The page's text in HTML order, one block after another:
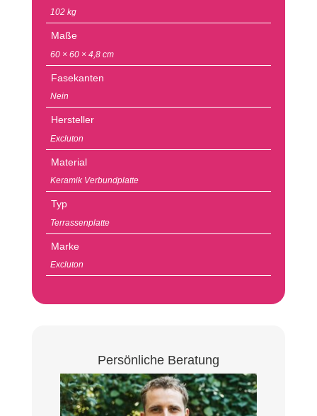
102 kg
Maße
60 × 60 × 4,8 cm
Fasekanten
Nein
Hersteller
Excluton
Material
Keramik Verbundplatte
Typ
Terrassenplatte
Marke
Excluton
Persönliche Beratung